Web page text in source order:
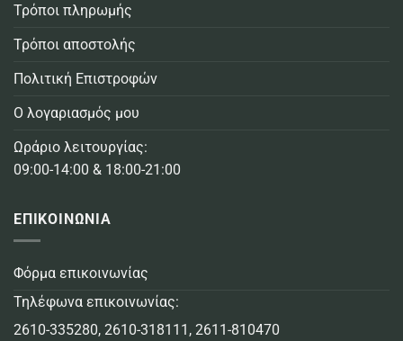
Τρόποι πληρωμής
Τρόποι αποστολής
Πολιτική Επιστροφών
Ο λογαριασμός μου
Ωράριο λειτουργίας:
09:00-14:00 & 18:00-21:00
ΕΠΙΚΟΙΝΩΝΙΑ
Φόρμα επικοινωνίας
Τηλέφωνα επικοινωνίας:
2610-335280, 2610-318111 , 2611-810470